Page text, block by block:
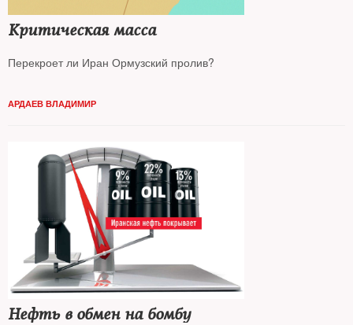
Критическая масса
Перекроет ли Иран Ормузский пролив?
АРДАЕВ ВЛАДИМИР
Нефть в обмен на бомбу